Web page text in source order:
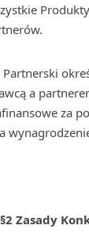
a
za
§2 Zasady